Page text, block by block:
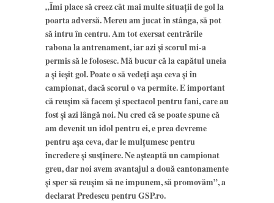
„Îmi place să creez cât mai multe situații de gol la
poarta adversă. Mereu am jucat în stânga, să pot
să intru în centru. Am tot exersat centrările
rabona la antrenament, iar azi și scorul mi-a
permis să le folosesc. Mă bucur că la capătul uneia
a și ieșit gol. Poate o să vedeți așa ceva și în
campionat, dacă scorul o va permite. E important
că reușim să facem și spectacol pentru fani, care au
fost și azi lângă noi. Nu cred că se poate spune că
am devenit un idol pentru ei, e prea devreme
pentru așa ceva, dar le mulțumesc pentru
încredere și susținere. Ne așteaptă un campionat
greu, dar noi avem avantajul a două cantonamente
și sper să reușim să ne impunem, să promovăm”, a
declarat Predescu pentru GSP.ro.